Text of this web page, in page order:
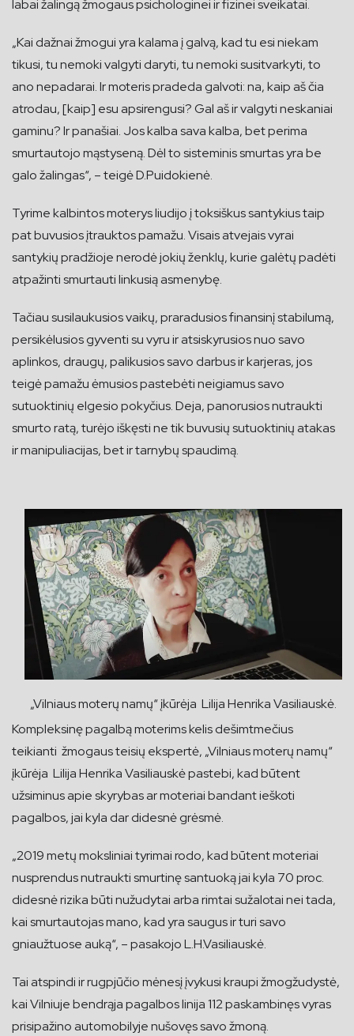
labai žalingą žmogaus psichologinei ir fizinei sveikatai.
„Kai dažnai žmogui yra kalama į galvą, kad tu esi niekam
tikusi, tu nemoki valgyti daryti, tu nemoki susitvarkyti, to
ano nepadarai. Ir moteris pradeda galvoti: na, kaip aš čia
atrodau, [kaip] esu apsirengusi? Gal aš ir valgyti neskaniai
gaminu? Ir panašiai. Jos kalba sava kalba, bet perima
smurtautojo mąstyseną. Dėl to sisteminis smurtas yra be
galo žalingas“, – teigė D.Puidokienė.
Tyrime kalbintos moterys liudijo į toksiškus santykius taip
pat buvusios įtrauktos pamažu. Visais atvejais vyrai
santykių pradžioje nerodė jokių ženklų, kurie galėtų padėti
atpažinti smurtauti linkusią asmenybę.
Tačiau susilaukusios vaikų, praradusios finansinį stabilumą,
persikėlusios gyventi su vyru ir atsiskyrusios nuo savo
aplinkos, draugų, palikusios savo darbus ir karjeras, jos
teigė pamažu ėmusios pastebėti neigiamus savo
sutuoktinių elgesio pokyčius. Deja, panorusios nutraukti
smurto ratą, turėjo iškęsti ne tik buvusių sutuoktinių atakas
ir manipuliacijas, bet ir tarnybų spaudimą.
„Vilniaus moterų namų“ įkūrėja Lilija Henrika Vasiliauskė.
Kompleksinę pagalbą moterims kelis dešimtmečius
teikianti žmogaus teisių ekspertė, „Vilniaus moterų namų“
įkūrėja Lilija Henrika Vasiliauskė pastebi, kad būtent
užsiminus apie skyrybas ar moteriai bandant ieškoti
pagalbos, jai kyla dar didesnė grėsmė.
„2019 metų moksliniai tyrimai rodo, kad būtent moteriai
nusprendus nutraukti smurtinę santuoką jai kyla 70 proc.
didesnė rizika būti nužudytai arba rimtai sužalotai nei tada,
kai smurtautojas mano, kad yra saugus ir turi savo
gniaužtuose auką“, – pasakojo L.H.Vasiliauskė.
Tai atspindi ir rugpjūčio mėnesį įvykusi kraupi žmogžudystė,
kai Vilniuje bendrąja pagalbos linija 112 paskambinęs vyras
prisipažino automobilyje nušovęs savo žmoną.